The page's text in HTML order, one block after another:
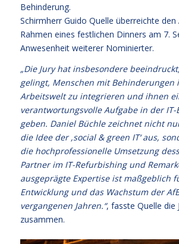
Behinderung.
Schirmherr Guido Quelle überreichte den
Rahmen eines festlichen Dinners am 7.
Anwesenheit weiterer Nominierter.
„Die Jury hat insbesondere
gelingt, Menschen mit Behinderungen
Arbeitswelt zu integrieren und ihnen
verantwortungsvolle Aufgabe in der IT-
geben. Daniel Büchle zeichnet nicht
die Idee der ,social & green IT‘ aus,
die hochprofessionelle Umsetzung
Partner im IT-Refurbishing und
ausgeprägte Expertise ist maßgeblich
Entwicklung und das Wachstum der
vergangenen Jahren.“, fasste Quelle die
zusammen.